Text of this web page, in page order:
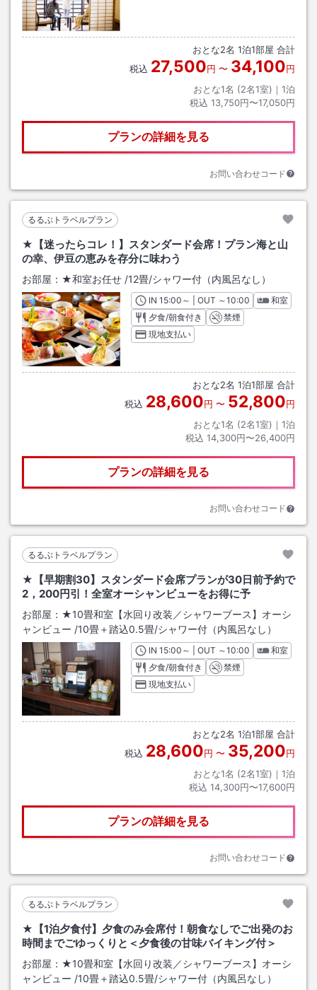
おとな2名 1泊1部屋 合計
税込 27,500円 〜 34,100円
おとな1名 (2名1室)｜ 1泊
税込 13,750円〜17,050円
プランの詳細を見る
お問い合わせコード
るるぶトラベルプラン
★【迷ったらコレ！】スタンダード会席！プラン海と山
の幸、伊豆の恵みを存分に味わう
お部屋： ★和室お任せ /12畳/シャワー付（内風呂なし）
INチェックイン
15:00 ～ | OUT チェックアウト
～10:00
和室
夕食/朝食付き
禁煙
現地支払い
おとな2名 1泊1部屋 合計
税込 28,600円 〜 52,800円
おとな1名 (2名1室)｜ 1泊
税込 14,300円〜26,400円
プランの詳細を見る
お問い合わせコード
るるぶトラベルプラン
★【早期割30】スタンダード会席プランが30日前予約で
2，200円引！全室オーシャンビューをお得に予
お部屋： ★10畳和室【水回り改装／シャワーブース】オーシ
ャンビュー /10畳＋踏込0.5畳/シャワー付（内風呂なし）
INチェックイン
15:00 ～ | OUT チェックアウト
～10:00
和室
夕食/朝食付き
禁煙
現地支払い
おとな2名 1泊1部屋 合計
税込 28,600円 〜 35,200円
おとな1名 (2名1室)｜ 1泊
税込 14,300円〜17,600円
プランの詳細を見る
お問い合わせコード
るるぶトラベルプラン
★【1泊夕食付】夕食のみ会席付！朝食なしでご出発のお
時間までごゆっくりと＜夕食後の甘味バイキング付＞
お部屋： ★10畳和室【水回り改装／シャワーブース】オーシ
ャンビュー /10畳＋踏込0.5畳/シャワー付（内風呂なし）